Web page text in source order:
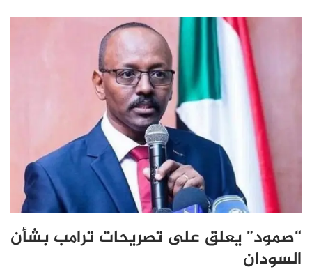
“صمود” يعلق على تصريحات ترامب بشأن
السودان